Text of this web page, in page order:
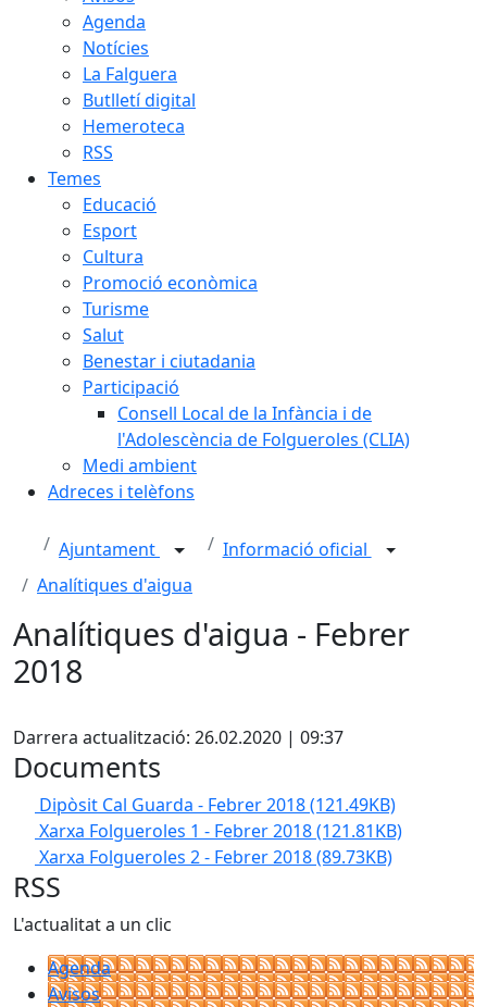
Agenda
Notícies
La Falguera
Butlletí digital
Hemeroteca
RSS
Temes
Educació
Esport
Cultura
Promoció econòmica
Turisme
Salut
Benestar i ciutadania
Participació
Consell Local de la Infància i de
l'Adolescència de Folgueroles (CLIA)
Medi ambient
Adreces i telèfons
Ajuntament
Informació oficial
Analítiques d'aigua
Analítiques d'aigua - Febrer
2018
Darrera actualització: 26.02.2020 | 09:37
Documents
Dipòsit Cal Guarda - Febrer 2018(121.49KB)
Xarxa Folgueroles 1 - Febrer 2018(121.81KB)
Xarxa Folgueroles 2 - Febrer 2018(89.73KB)
RSS
L'actualitat a un clic
Agenda
Avisos